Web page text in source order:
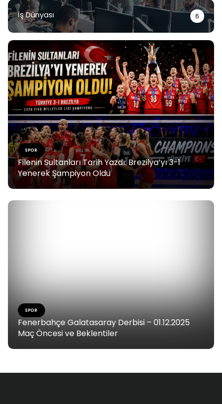
İş Dünyası 6
SPOR
Filenin Sultanları Tarih Yazdı: Brezilya’yı 3-1
Yenerek Şampiyon Oldu
SPOR
Fenerbahçe Galatasaray Derbisi – 01.12.2025
Maç Öncesi ve Beklentiler